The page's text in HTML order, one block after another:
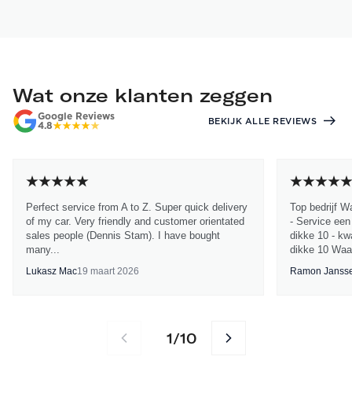
Wat onze klanten zeggen
Google Reviews
4.8
BEKIJK ALLE REVIEWS
Perfect service from A to Z. Super quick delivery
of my car. Very friendly and customer orientated
sales people (Dennis Stam). I have bought
many...
Lukasz Mac19 maart 2026
Top bedrijf
- Service
dikke 10 -
dikke 10
Ramon
1/10